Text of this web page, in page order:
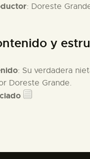
: Doreste
y
: Su verdadera
Doreste Grande.